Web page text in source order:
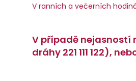
V ranních a večerních
V případě nejasností
dráhy 221 111 122),